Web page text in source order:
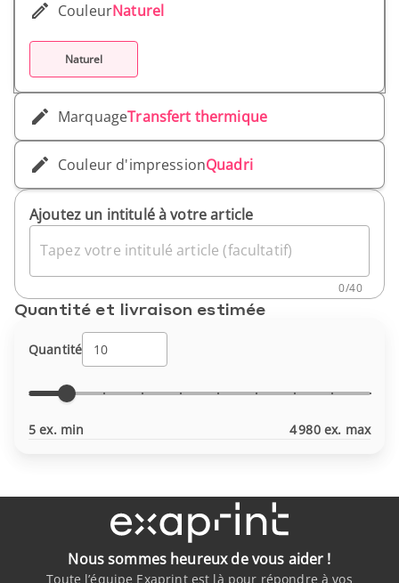
CouleurNaturel
Naturel
MarquageTransfert thermique
Couleur d'impressionQuadri
Ajoutez un intitulé à votre article
Tapez votre intitulé article (facultatif)
0/40
Quantité et livraison estimée
Quantité
5 ex. min 4 980 ex. max
Nous sommes heureux de vous aider !
Toute l’équipe Exaprint est là pour répondre à vos